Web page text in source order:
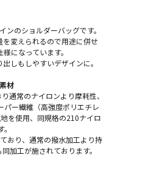
のショルダーバッグです。
変えられるので用途に併せ
になっています。
しもしやすいデザインに。
材
通常のナイロンより摩耗性、
パー繊維（高強度ポリエチレ
を使用、同規格の210ナイロ
おり、通常の撥水加工より持
加工が施されております。